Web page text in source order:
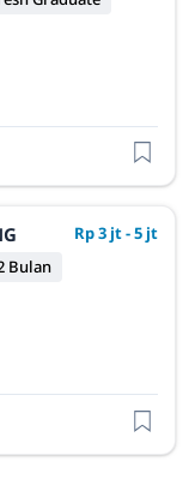
Rp 3 jt - 5 jt
Bulan